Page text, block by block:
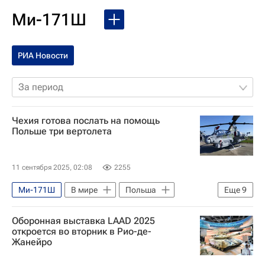
Ми-171Ш
РИА Новости
За период
Чехия готова послать на помощь
Польше три вертолета
11 сентября 2025, 02:08 2255
Еще9
Ми-171Ш В мире
Польша
Россия
Белоруссия
Петр Фиала
Дональд Туск
Урсула фон дер Ляйен
Еврокомиссия
Оборонная выставка LAAD 2025
откроется во вторник в Рио-де-
Жанейро